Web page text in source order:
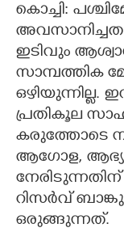
കൊച്ചി:
ഇടിവും
സാമ്പത്തിക
ഒഴിയുന്നില്ല.
പ്രതികൂല
കരുത്തോടെ
ആഗോള,
റിസര്‍വ്
ഒരുങ്ങുന്നത്.